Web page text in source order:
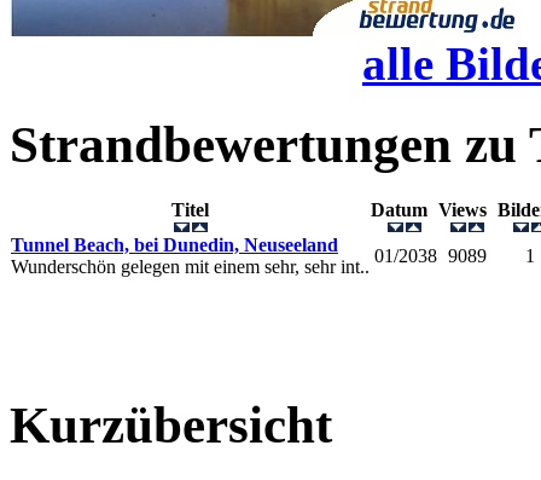
alle
Strandbewertungen zu
Titel Datum Views
Tunnel Beach, bei Dunedin, Neuseeland
Wunderschön gelegen mit einem sehr, sehr int..
01/2038 9089 1
Kurzübersicht